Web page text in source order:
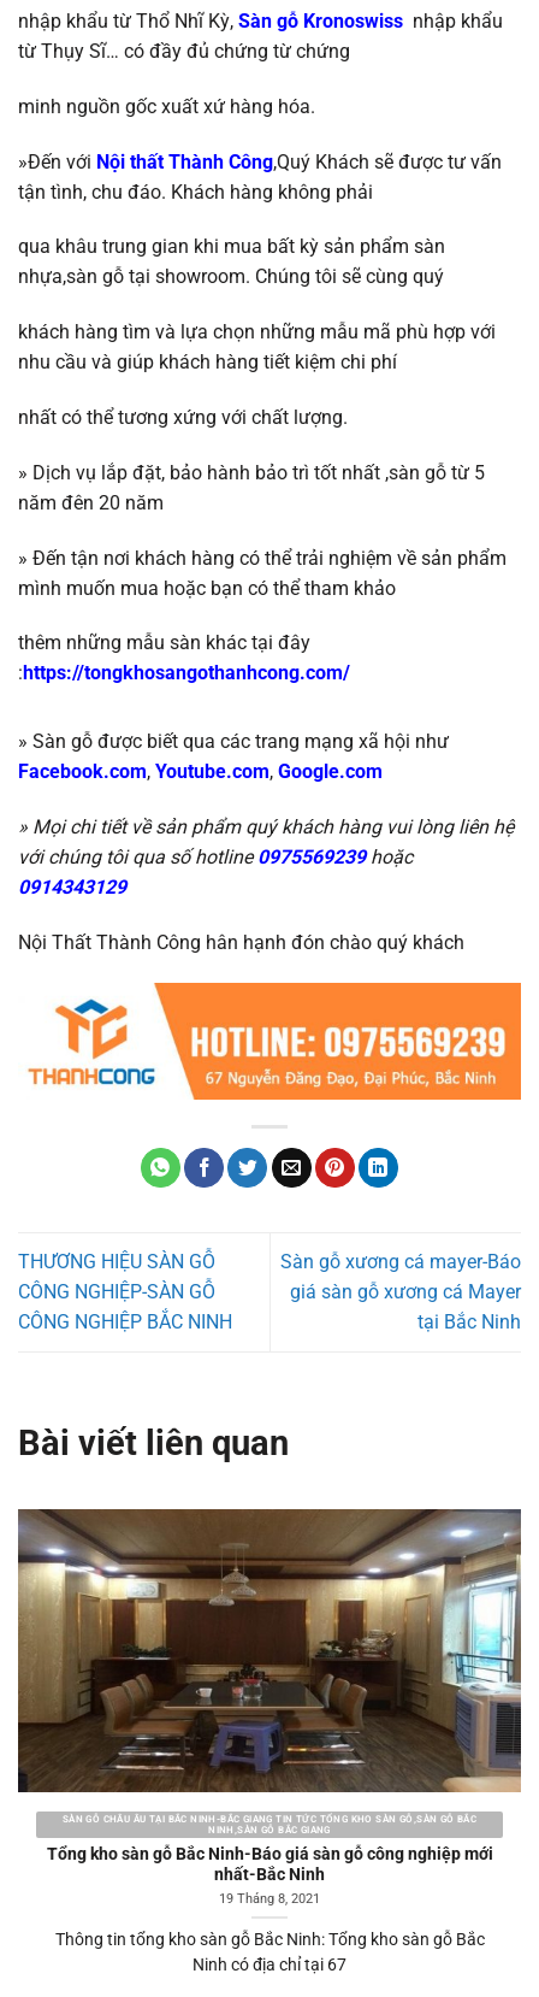
nhập khẩu từ Thổ Nhĩ Kỳ, Sàn gỗ Kronoswiss nhập khẩu
từ Thụy Sĩ… có đầy đủ chứng từ chứng
minh nguồn gốc xuất xứ hàng hóa.
»Đến với Nội thất Thành Công,Quý Khách sẽ được tư vấn
tận tình, chu đáo. Khách hàng không phải
qua khâu trung gian khi mua bất kỳ sản phẩm sàn
nhựa,sàn gỗ tại showroom. Chúng tôi sẽ cùng quý
khách hàng tìm và lựa chọn những mẫu mã phù hợp với
nhu cầu và giúp khách hàng tiết kiệm chi phí
nhất có thể tương xứng với chất lượng.
» Dịch vụ lắp đặt, bảo hành bảo trì tốt nhất ,sàn gỗ từ 5
năm đên 20 năm
» Đến tận nơi khách hàng có thể trải nghiệm về sản phẩm
mình muốn mua hoặc bạn có thể tham khảo
thêm những mẫu sàn khác tại đây
: https://tongkhosangothanhcong.com/
» Sàn gỗ được biết qua các trang mạng xã hội như
Facebook.com, Youtube.com, Google.com
» Mọi chi tiết về sản phẩm quý khách hàng vui lòng liên hệ
với chúng tôi qua số hotline0975569239hoặc
0914343129
Nội Thất Thành Công hân hạnh đón chào quý khách
THƯƠNG HIỆU SÀN GỖ
CÔNG NGHIỆP-SÀN GỖ
CÔNG NGHIỆP BẮC NINH
Sàn gỗ xương cá mayer-Báo
giá sàn gỗ xương cá Mayer
tại Bắc Ninh
Bài viết liên quan
SÀN GỖ CHÂU ÂU TẠI BẮC NINH-BẮC GIANG TIN TỨC TỔNG KHO SÀN GỖ,SÀN GỖ BẮC
NINH,SÀN GỖ BẮC GIANG
Tổng kho sàn gỗ Bắc Ninh-Báo giá sàn gỗ công nghiệp mới
nhất-Bắc Ninh
19 Tháng 8, 2021
Thông tin tổng kho sàn gỗ Bắc Ninh: Tổng kho sàn gỗ Bắc
Ninh có địa chỉ tại 67